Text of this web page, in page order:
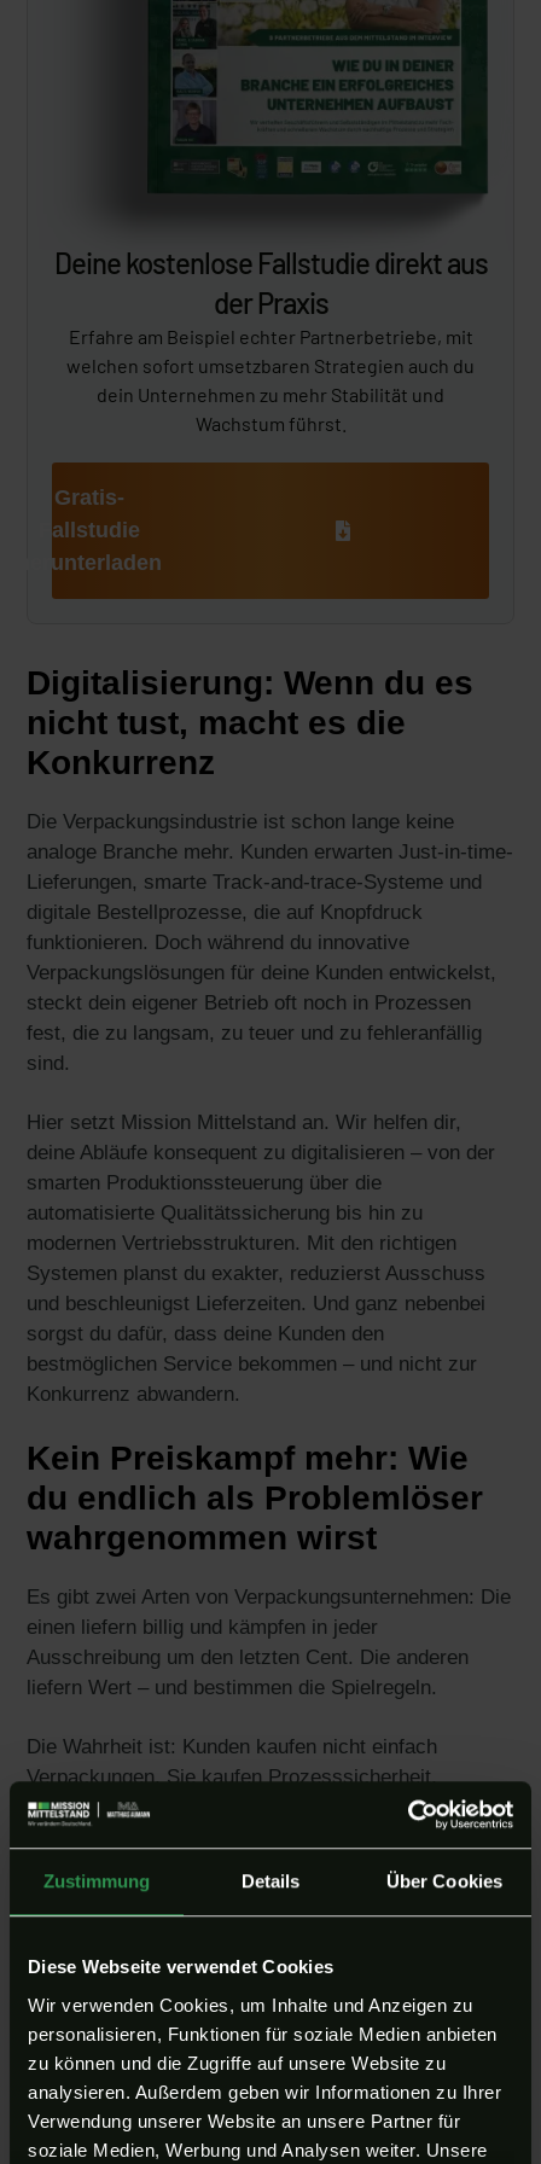
Zustimmung Details Über Cookies
Diese Webseite verwendet Cookies
Wir verwenden Cookies, um Inhalte und Anzeigen zu
personalisieren, Funktionen für soziale Medien anbieten
zu können und die Zugriffe auf unsere Website zu
analysieren. Außerdem geben wir Informationen zu Ihrer
Verwendung unserer Website an unsere Partner für
soziale Medien, Werbung und Analysen weiter. Unsere
Deine kostenlose Fallstudie direkt aus
der Praxis
Erfahre am Beispiel echter Partnerbetriebe, mit
welchen sofort umsetzbaren Strategien auch du
dein Unternehmen zu mehr Stabilität und
Wachstum führst.
Gratis-
Fallstudie
herunterladen
Digitalisierung: Wenn du es
nicht tust, macht es die
Konkurrenz
Die Verpackungsindustrie ist schon lange keine
analoge Branche mehr. Kunden erwarten Just-in-time-
Lieferungen, smarte Track-and-trace-Systeme und
digitale Bestellprozesse, die auf Knopfdruck
funktionieren. Doch während du innovative
Verpackungslösungen für deine Kunden entwickelst,
steckt dein eigener Betrieb oft noch in Prozessen
fest, die zu langsam, zu teuer und zu fehleranfällig
sind.
Hier setzt Mission Mittelstand an. Wir helfen dir,
deine Abläufe konsequent zu digitalisieren – von der
smarten Produktionssteuerung über die
automatisierte Qualitätssicherung bis hin zu
modernen Vertriebsstrukturen. Mit den richtigen
Systemen planst du exakter, reduzierst Ausschuss
und beschleunigst Lieferzeiten. Und ganz nebenbei
sorgst du dafür, dass deine Kunden den
bestmöglichen Service bekommen – und nicht zur
Konkurrenz abwandern.
Kein Preiskampf mehr: Wie
du endlich als Problemlöser
wahrgenommen wirst
Es gibt zwei Arten von Verpackungsunternehmen: Die
einen liefern billig und kämpfen in jeder
Ausschreibung um den letzten Cent. Die anderen
liefern Wert – und bestimmen die Spielregeln.
Die Wahrheit ist: Kunden kaufen nicht einfach
Verpackungen. Sie kaufen Prozesssicherheit,
Lieferstabilität und innovative Lösungen, die ihnen
selbst Kosten sparen. Wenn du nur dein Produkt
verkaufst, bist du austauschbar. Wenn du aber
zeigst, dass du mit deinen Verpackungen die Logistik
Lagerkosten reduzierst, wirst du unersetzlich.
Wir helfen dir, genau diese Positionierung zu
erreichen. Weg von “Wir bieten Verpackungen“ hin zu
“Wir lösen Probleme, die unsere Kunden bares Geld
kosten“. Mit dieser Strategie kannst du nicht nur
bessere Preise durchsetzen, sondern baust dir auch